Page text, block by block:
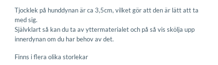
Tjocklek på hunddynan är ca 3,5cm, vilket gör att den är lätt att ta
med sig.
Självklart så kan du ta av yttermaterialet och på så vis skölja upp
innerdynan om du har behov av det.
Finns i flera olika storlekar